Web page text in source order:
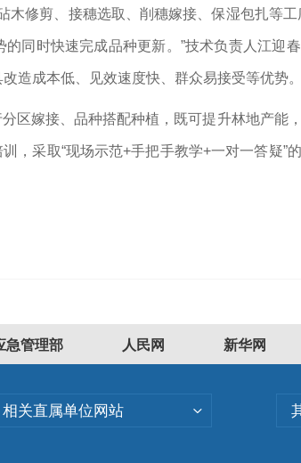
修剪、接穗选取、削穗嫁接、保湿包扎等工
同时快速完成品种更新。”技术负责人江迎
造成本低、见效速度快、群众易接受等优势。
分区嫁接、品种搭配种植，既可提升林地产能
，采取“现场示范+手把手教学+一对一答疑”
急管理部 人民网 新华网
相关直属单位网站